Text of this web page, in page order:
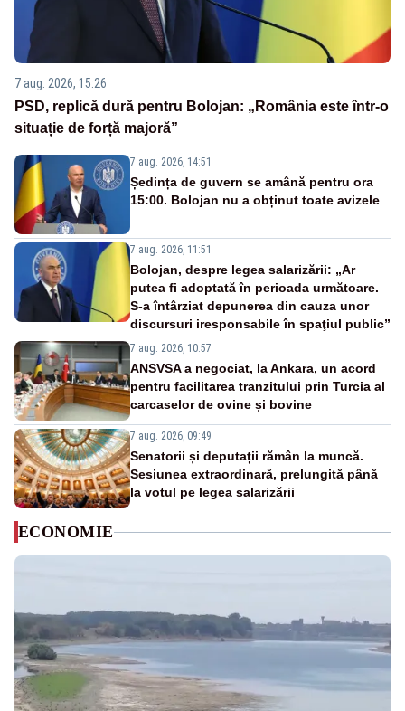
7 aug. 2026, 15:26
PSD, replică dură pentru Bolojan: „România este într-o
situație de forță majoră”
7 aug. 2026, 14:51
Ședința de guvern se amână pentru ora
15:00. Bolojan nu a obținut toate avizele
7 aug. 2026, 11:51
Bolojan, despre legea salarizării: „Ar
putea fi adoptată în perioada următoare.
S-a întârziat depunerea din cauza unor
discursuri iresponsabile în spaţiul public”
7 aug. 2026, 10:57
ANSVSA a negociat, la Ankara, un acord
pentru facilitarea tranzitului prin Turcia al
carcaselor de ovine și bovine
7 aug. 2026, 09:49
Senatorii și deputații rămân la muncă.
Sesiunea extraordinară, prelungită până
la votul pe legea salarizării
ECONOMIE